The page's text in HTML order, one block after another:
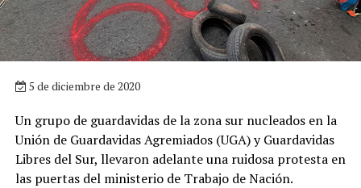
5 de diciembre de 2020
Un grupo de guardavidas de la zona sur nucleados en la
Unión de Guardavidas Agremiados (UGA) y Guardavidas
Libres del Sur, llevaron adelante una ruidosa protesta en
las puertas del ministerio de Trabajo de Nación.